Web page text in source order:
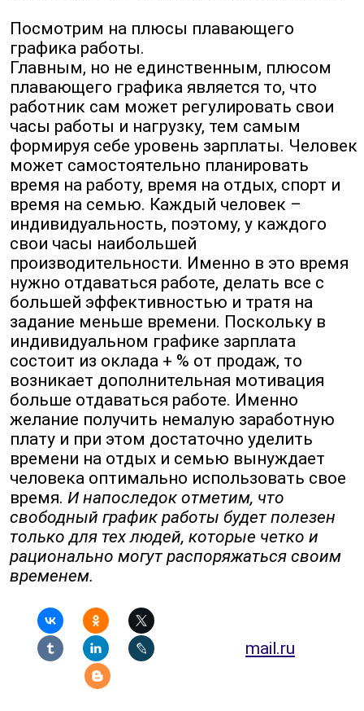
Посмотрим на плюсы плавающего
графика работы.
Главным, но не единственным, плюсом
плавающего графика является то, что
работник сам может регулировать свои
часы работы и нагрузку, тем самым
формируя себе уровень зарплаты. Человек
может самостоятельно планировать
время на работу, время на отдых, спорт и
время на семью. Каждый человек –
индивидуальность, поэтому, у каждого
свои часы наибольшей
производительности. Именно в это время
нужно отдаваться работе, делать все с
большей эффективностью и тратя на
задание меньше времени. Поскольку в
индивидуальном графике зарплата
состоит из оклада + % от продаж, то
возникает дополнительная мотивация
больше отдаваться работе. Именно
желание получить немалую заработную
плату и при этом достаточно уделить
времени на отдых и семью вынуждает
человека оптимально использовать свое
время. И напоследок отметим, что
свободный график работы будет полезен
только для тех людей, которые четко и
рационально могут распоряжаться своим
временем.
mail.ru